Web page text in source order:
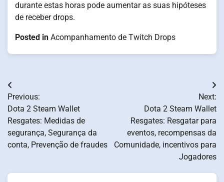
durante estas horas pode aumentar as suas hipóteses
de receber drops.
Posted in Acompanhamento de Twitch Drops
Post
navigation
Previous:
Dota 2 Steam Wallet
Resgates: Medidas de
segurança, Segurança da
conta, Prevenção de fraudes
Next:
Dota 2 Steam Wallet
Resgates: Resgatar para
eventos, recompensas da
Comunidade, incentivos para
Jogadores